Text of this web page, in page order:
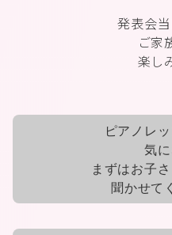
発表会
ご家
楽し
ピアノレ
気
まずはお子
聞かせて